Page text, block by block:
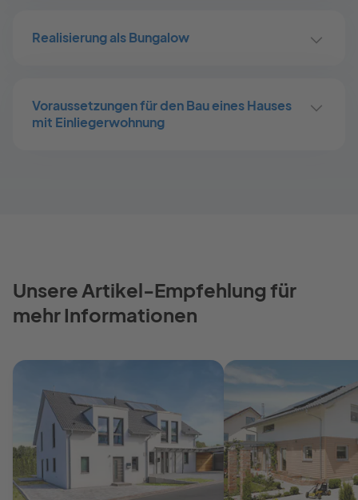
Realisierung als Bungalow
Voraussetzungen für den Bau eines Hauses
mit Einliegerwohnung
Unsere Artikel-Empfehlung für
mehr Informationen